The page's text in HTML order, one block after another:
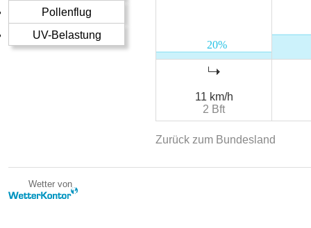
Pollenflug
UV-Belastung
11 km/h
2 Bft
Zurück zum Bundesland
Wetter von